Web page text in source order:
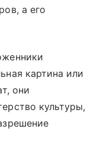
а его
картина или
они
культуры,